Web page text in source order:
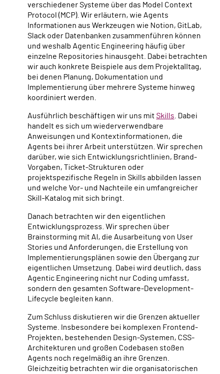
verschiedener Systeme über das Model Context
Protocol (MCP). Wir erläutern, wie Agents
Informationen aus Werkzeugen wie Notion, GitLab,
Slack oder Datenbanken zusammenführen können
und weshalb Agentic Engineering häufig über
einzelne Repositories hinausgeht. Dabei betrachten
wir auch konkrete Beispiele aus dem Projektalltag,
bei denen Planung, Dokumentation und
Implementierung über mehrere Systeme hinweg
koordiniert werden.
Ausführlich beschäftigen wir uns mit Skills . Dabei
handelt es sich um wiederverwendbare
Anweisungen und Kontextinformationen, die
Agents bei ihrer Arbeit unterstützen. Wir sprechen
darüber, wie sich Entwicklungsrichtlinien, Brand-
Vorgaben, Ticket-Strukturen oder
projektspezifische Regeln in Skills abbilden lassen
und welche Vor- und Nachteile ein umfangreicher
Skill-Katalog mit sich bringt.
Danach betrachten wir den eigentlichen
Entwicklungsprozess. Wir sprechen über
Brainstorming mit AI, die Ausarbeitung von User
Stories und Anforderungen, die Erstellung von
Implementierungsplänen sowie den Übergang zur
eigentlichen Umsetzung. Dabei wird deutlich, dass
Agentic Engineering nicht nur Coding umfasst,
sondern den gesamten Software-Development-
Lifecycle begleiten kann.
Zum Schluss diskutieren wir die Grenzen aktueller
Systeme. Insbesondere bei komplexen Frontend-
Projekten, bestehenden Design-Systemen, CSS-
Architekturen und großen Codebasen stoßen
Agents noch regelmäßig an ihre Grenzen.
Gleichzeitig betrachten wir die organisatorischen